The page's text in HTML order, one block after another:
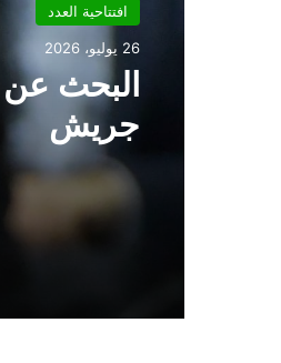
افتتاحية العدد
26 يوليو، 2026
البحث
جريش